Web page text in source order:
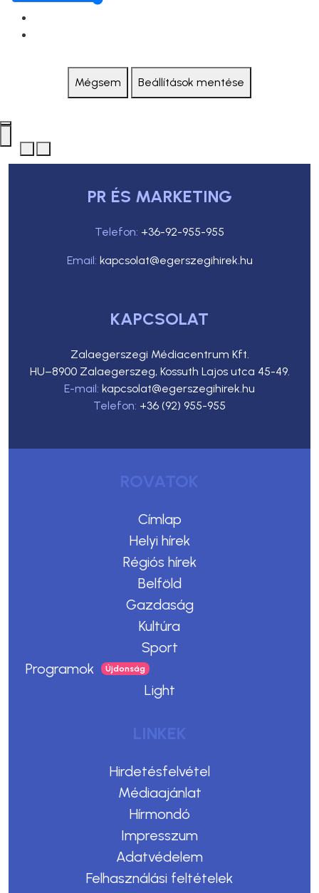
Mégsem Beállítások mentése
PR ÉS MARKETING
Telefon: +36-92-955-955
Email: kapcsolat@egerszegihirek.hu
KAPCSOLAT
Zalaegerszegi Médiacentrum Kft.
HU–8900 Zalaegerszeg, Kossuth Lajos utca 45-49.
E-mail: kapcsolat@egerszegihirek.hu
Telefon: +36 (92) 955-955
ROVATOK
Címlap
Helyi hírek
Régiós hírek
Belföld
Gazdaság
Kultúra
Sport
Programok
Light
LINKEK
Hirdetésfelvétel
Médiaajánlat
Hírmondó
Impresszum
Adatvédelem
Felhasználási feltételek